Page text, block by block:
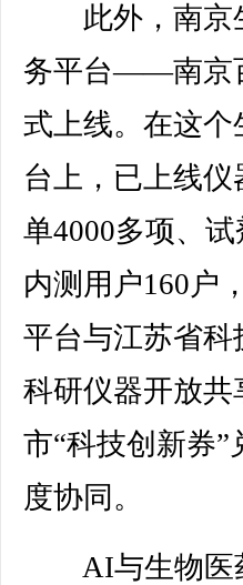
此外，南京
务平台——南京
式上线。在这个
台上，已上线
单4000多项、
内测用户160户
平台与江苏省
科研仪器开放
市“科技创新券
度协同。
AI与生物医